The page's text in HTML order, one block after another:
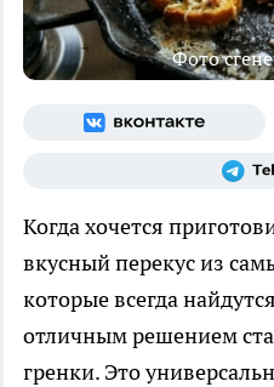
Фото
Когда хочется
вкусный перекус из
которые всегда
отличным решением
гренки. Это